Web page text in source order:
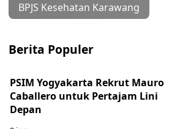
BPJS Kesehatan Karawang
Berita Populer
PSIM Yogyakarta Rekrut Mauro
Caballero untuk Pertajam Lini
Depan